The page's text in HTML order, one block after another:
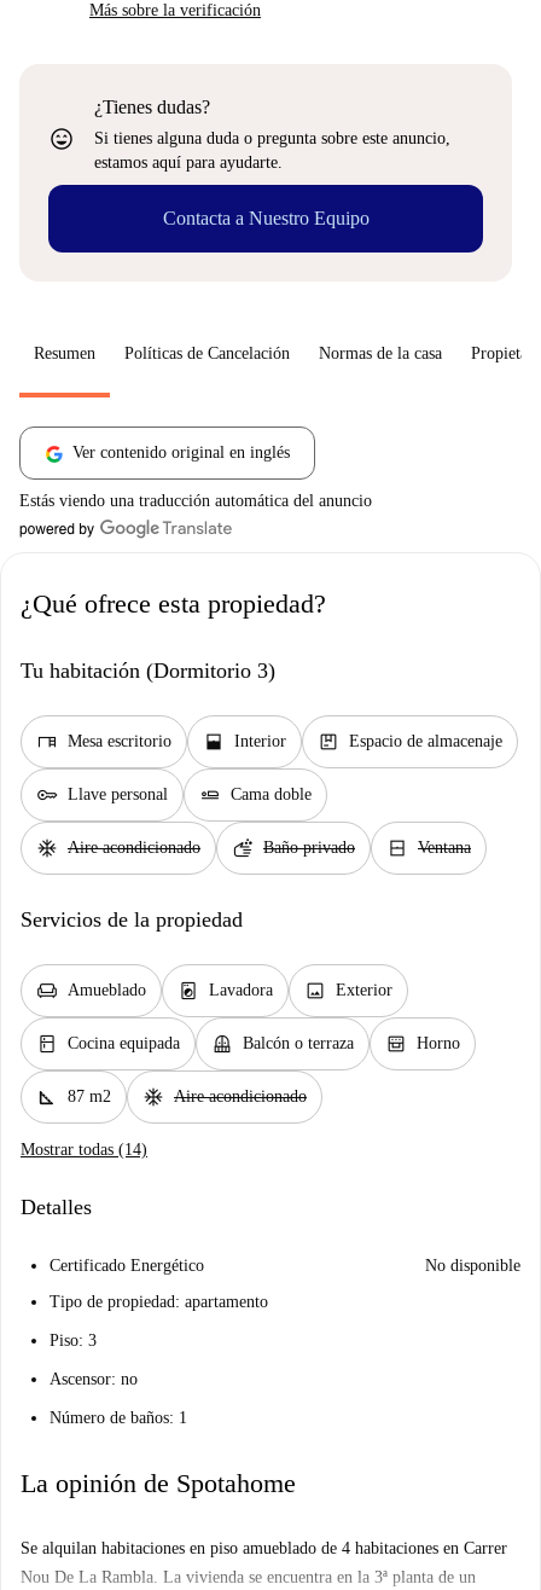
Más sobre la verificación
sentiment_very_satisfied
¿Tienes dudas?
Si tienes alguna duda o pregunta sobre este anuncio,
estamos aquí para ayudarte.
Contacta a Nuestro Equipo
Resumen Políticas de Cancelación Normas de la casa
Ver contenido original en inglés
Estás viendo una traducción automática del anuncio
¿Qué ofrece esta propiedad?
Tu habitación (Dormitorio 3)
desk Mesa escritorio window_open Interior package Espacio de almacenaje
key Llave personal airline_seat_flat Cama doble
ac_unit Aire acondicionado soap Baño privado window_closed Ventana
Servicios de la propiedad
chair Amueblado local_laundry_service Lavadora image Exterior
kitchen Cocina equipada balcony Balcón o terraza oven_gen Horno
square_foot 87 m2 ac_unit Aire acondicionado
Mostrar todas (14)
Detalles
Certificado Energético
No disponible
Tipo de propiedad: apartamento
Piso: 3
Ascensor: no
Número de baños: 1
La opinión de Spotahome
Se alquilan habitaciones en piso amueblado de 4 habitaciones en Carrer
Nou De La Rambla. La vivienda se encuentra en la 3ª planta de un